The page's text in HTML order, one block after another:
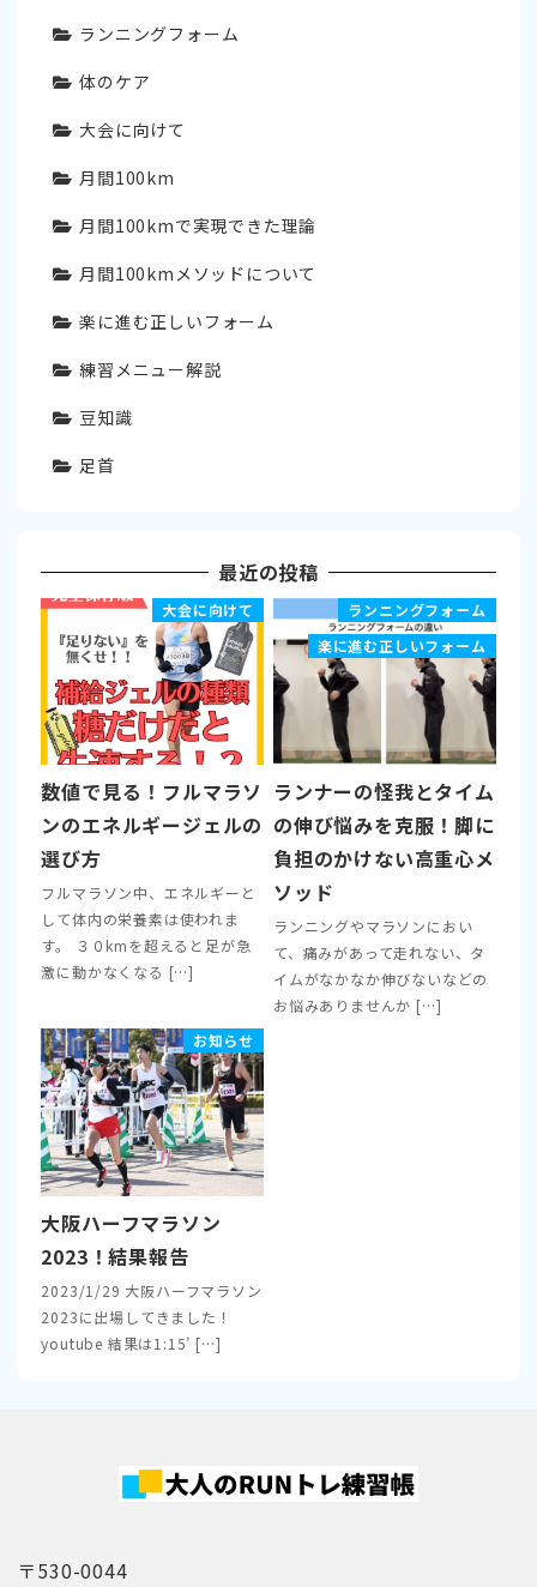
ランニングフォーム
体のケア
大会に向けて
月間100km
月間100kmで実現できた理論
月間100kmメソッドについて
楽に進む正しいフォーム
練習メニュー解説
豆知識
足首
最近の投稿
大会に向けて
数値で見る！フルマラソ
ンのエネルギージェルの
選び方
フルマラソン中、エネルギーと
して体内の栄養素は使われま
す。 ３０kmを超えると足が急
激に動かなくなる […]
ランニングフォーム
楽に進む正しいフォーム
ランナーの怪我とタイム
の伸び悩みを克服！脚に
負担のかけない高重心メ
ソッド
ランニングやマラソンにおい
て、痛みがあって走れない、タ
イムがなかなか伸びないなどの
お悩みありませんか […]
お知らせ
大阪ハーフマラソン
2023！結果報告
2023/1/29 大阪ハーフマラソン
2023に出場してきました！
youtube 結果は1:15’ […]
〒530-0044